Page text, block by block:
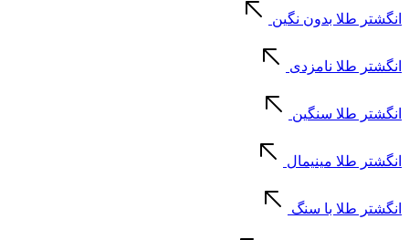
انگشتر طلا بدون نگین
انگشتر طلا نامزدی
انگشتر طلا سنگین
انگشتر طلا مینیمال
انگشتر طلا با سنگ